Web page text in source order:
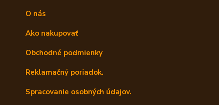
O nás
Ako nakupovať
Obchodné podmienky
Reklamačný poriadok.
Spracovanie osobných údajov.